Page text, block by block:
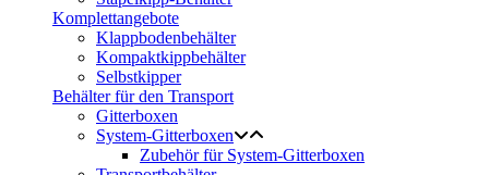
Komplettangebote
Klappbodenbehälter
Kompaktkippbehälter
Selbstkipper
Behälter für den Transport
Gitterboxen
System-Gitterboxen
Zubehör für System-Gitterboxen